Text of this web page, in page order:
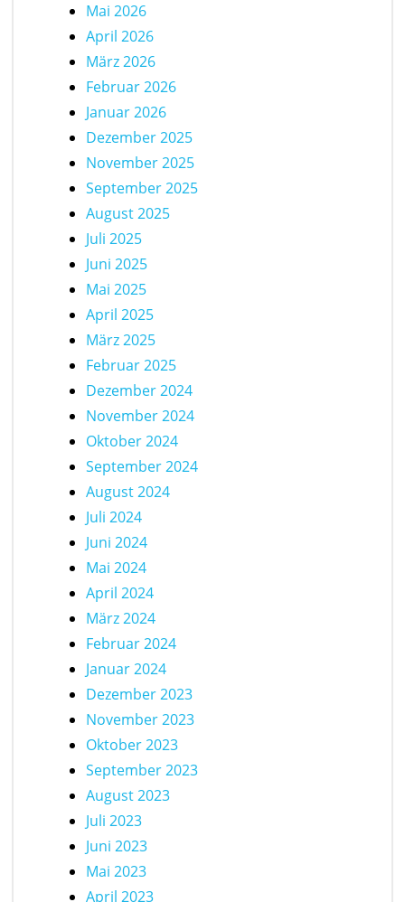
Mai 2026
April 2026
März 2026
Februar 2026
Januar 2026
Dezember 2025
November 2025
September 2025
August 2025
Juli 2025
Juni 2025
Mai 2025
April 2025
März 2025
Februar 2025
Dezember 2024
November 2024
Oktober 2024
September 2024
August 2024
Juli 2024
Juni 2024
Mai 2024
April 2024
März 2024
Februar 2024
Januar 2024
Dezember 2023
November 2023
Oktober 2023
September 2023
August 2023
Juli 2023
Juni 2023
Mai 2023
April 2023